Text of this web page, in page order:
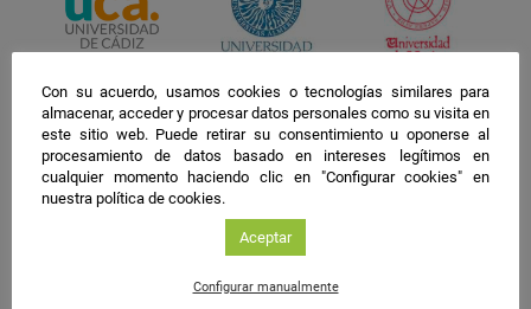
Con su acuerdo, usamos cookies o tecnologías similares para
almacenar, acceder y procesar datos personales como su visita en
este sitio web. Puede retirar su consentimiento u oponerse al
procesamiento de datos basado en intereses legítimos en
cualquier momento haciendo clic en "Configurar cookies" en
nuestra política de cookies.
Aceptar
Configurar manualmente